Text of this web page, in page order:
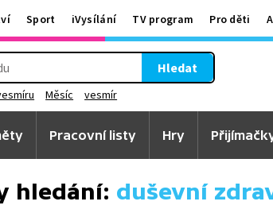
Sport iVysílání TV program Pro děti
Hledat
Měsíc vesmír
Pracovní listy Hry
hledání: duševní